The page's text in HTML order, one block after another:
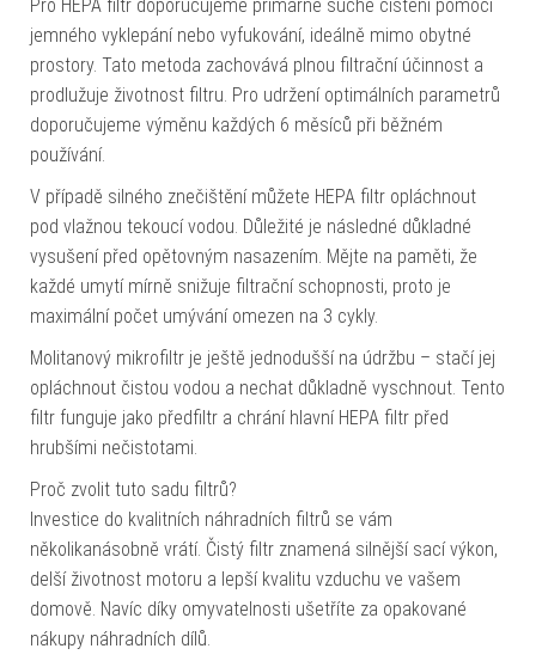
Pro HEPA filtr doporučujeme primárně suché čištění pomocí
jemného vyklepání nebo vyfukování, ideálně mimo obytné
prostory. Tato metoda zachovává plnou filtrační účinnost a
prodlužuje životnost filtru. Pro udržení optimálních parametrů
doporučujeme výměnu každých 6 měsíců při běžném
používání.
V případě silného znečištění můžete HEPA filtr opláchnout
pod vlažnou tekoucí vodou. Důležité je následné důkladné
vysušení před opětovným nasazením. Mějte na paměti, že
každé umytí mírně snižuje filtrační schopnosti, proto je
maximální počet umývání omezen na 3 cykly.
Molitanový mikrofiltr je ještě jednodušší na údržbu – stačí jej
opláchnout čistou vodou a nechat důkladně vyschnout. Tento
filtr funguje jako předfiltr a chrání hlavní HEPA filtr před
hrubšími nečistotami.
Proč zvolit tuto sadu filtrů?
Investice do kvalitních náhradních filtrů se vám
několikanásobně vrátí. Čistý filtr znamená silnější sací výkon,
delší životnost motoru a lepší kvalitu vzduchu ve vašem
domově. Navíc díky omyvatelnosti ušetříte za opakované
nákupy náhradních dílů.